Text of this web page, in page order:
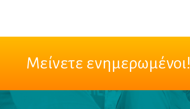
Μείνετε ενημερωμένοι!